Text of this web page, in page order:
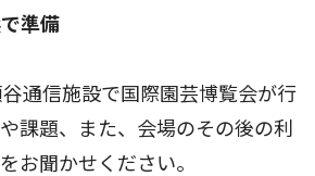
準備
谷通信施設で国際園芸博覧会が行
課題、また、会場のその後の利
お聞かせください。